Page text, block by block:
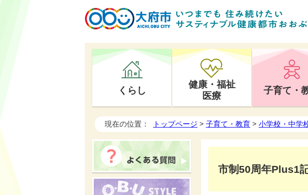
くらし
健康・福祉
医療
子育て・
現在の位置： トップページ > 子育て・教育 > 小学校・中学
市制50周年Plus1